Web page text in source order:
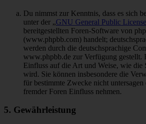
Du nimmst zur Kenntnis, dass es sich
unter der „GNU General Public
bereitgestellten Foren-Software von
(www.phpbb.com) handelt;
werden durch die deutschsprachige
www.phpbb.de zur Verfügung gestellt.
Einfluss auf die Art und Weise, wie die
wird. Sie können insbesondere die
für bestimmte Zwecke nicht
fremder Foren Einfluss nehmen.
5. Gewährleistung